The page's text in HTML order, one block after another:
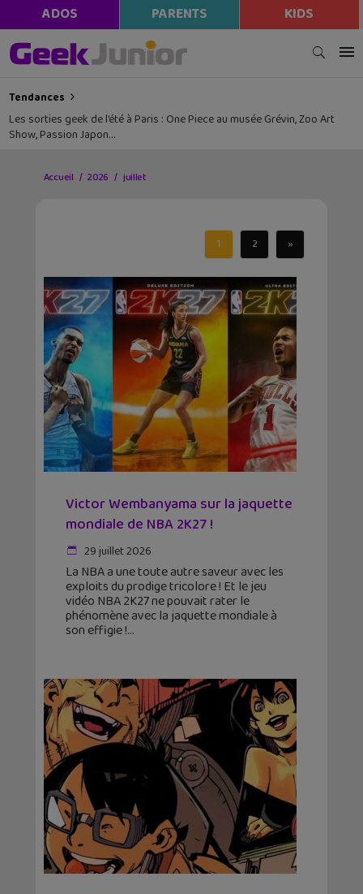
ADOS PARENTS KIDS
Tendances
Les sorties geek de l’été à Paris : One Piece au musée Grévin, Zoo Art
Show, Passion Japon…
Accueil 2026 juillet
1 2 »
Victor Wembanyama sur la jaquette
mondiale de NBA 2K27 !
29 juillet 2026
La NBA a une toute autre saveur avec les
exploits du prodige tricolore ! Et le jeu
vidéo NBA 2K27 ne pouvait rater le
phénomène avec la jaquette mondiale à
son effigie !